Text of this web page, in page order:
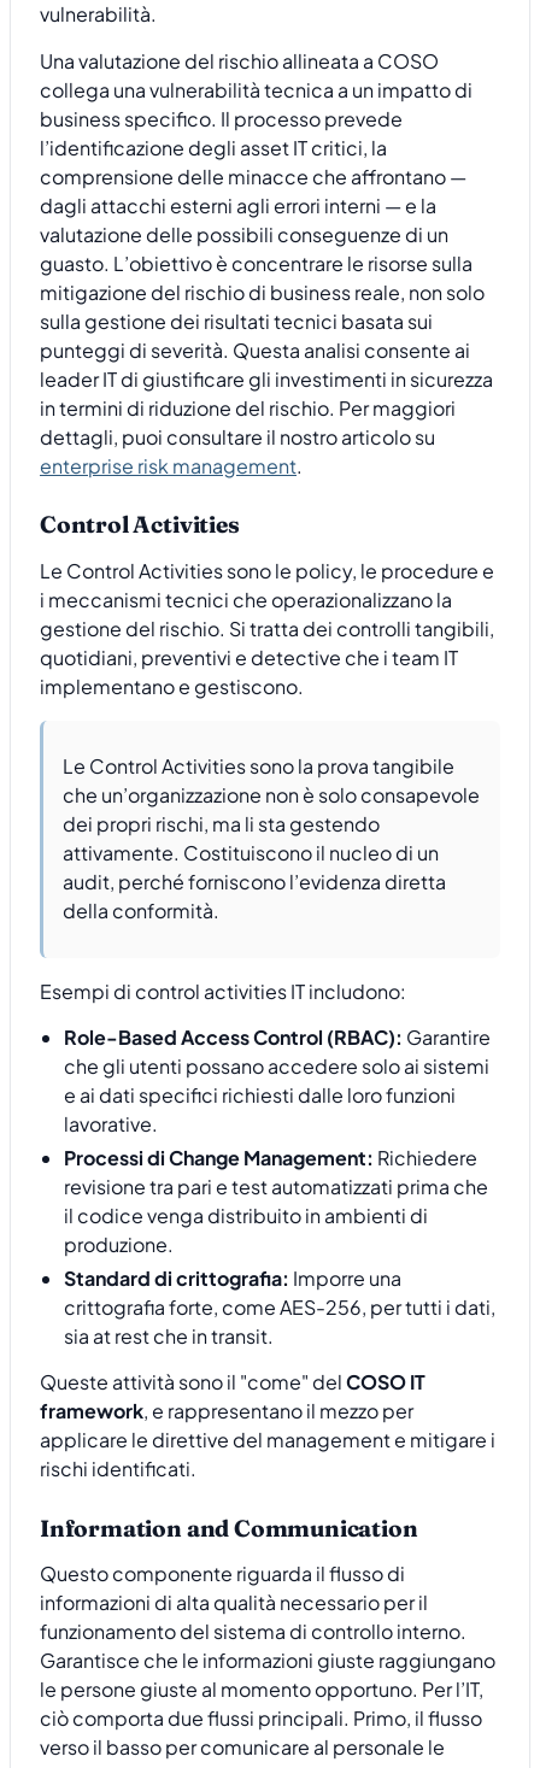
vulnerabilità.
Una valutazione del rischio allineata a COSO
collega una vulnerabilità tecnica a un impatto di
business specifico. Il processo prevede
l’identificazione degli asset IT critici, la
comprensione delle minacce che affrontano —
dagli attacchi esterni agli errori interni — e la
valutazione delle possibili conseguenze di un
guasto. L’obiettivo è concentrare le risorse sulla
mitigazione del rischio di business reale, non solo
sulla gestione dei risultati tecnici basata sui
punteggi di severità. Questa analisi consente ai
leader IT di giustificare gli investimenti in sicurezza
in termini di riduzione del rischio. Per maggiori
dettagli, puoi consultare il nostro articolo su
enterprise risk management.
Control Activities
Le Control Activities sono le policy, le procedure e
i meccanismi tecnici che operazionalizzano la
gestione del rischio. Si tratta dei controlli tangibili,
quotidiani, preventivi e detective che i team IT
implementano e gestiscono.
Le Control Activities sono la prova tangibile
che un’organizzazione non è solo consapevole
dei propri rischi, ma li sta gestendo
attivamente. Costituiscono il nucleo di un
audit, perché forniscono l’evidenza diretta
della conformità.
Esempi di control activities IT includono:
Role-Based Access Control (RBAC): Garantire
che gli utenti possano accedere solo ai sistemi
e ai dati specifici richiesti dalle loro funzioni
lavorative.
Processi di Change Management: Richiedere
revisione tra pari e test automatizzati prima che
il codice venga distribuito in ambienti di
produzione.
Standard di crittografia: Imporre una
crittografia forte, come AES-256, per tutti i dati,
sia at rest che in transit.
Queste attività sono il "come" delCOSO IT
framework, e rappresentano il mezzo per
applicare le direttive del management e mitigare i
rischi identificati.
Information and Communication
Questo componente riguarda il flusso di
informazioni di alta qualità necessario per il
funzionamento del sistema di controllo interno.
Garantisce che le informazioni giuste raggiungano
le persone giuste al momento opportuno. Per l’IT,
ciò comporta due flussi principali. Primo, il flusso
verso il basso per comunicare al personale le